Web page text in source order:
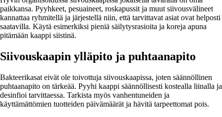
paikkansa. Pyyhkeet, pesuaineet, roskapussit ja muut siivousvälineet
kannattaa ryhmitellä ja järjestellä niin, että tarvittavat asiat ovat helposti
saatavilla. Käytä esimerkiksi pieniä säilytysrasioita ja koreja apuna
pitämään kaappi siistinä.
Siivouskaapin ylläpito ja puhtaanapito
Bakteerikasat eivät ole toivottuja siivouskaapissa, joten säännöllinen
puhtaanapito on tärkeää. Pyyhi kaappi säännöllisesti kostealla liinalla ja
desinfioi tarvittaessa. Tarkista myös vanhentuneiden ja
käyttämättömien tuotteiden päivämäärät ja hävitä tarpeettomat pois.